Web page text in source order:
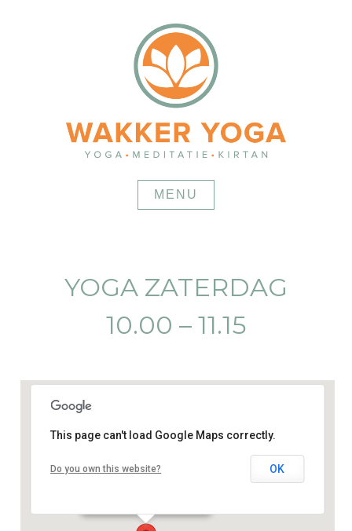
MENU
YOGA ZATERDAG
10.00 – 11.15
This page can't load Google Maps correctly.
Do you own this website? OK